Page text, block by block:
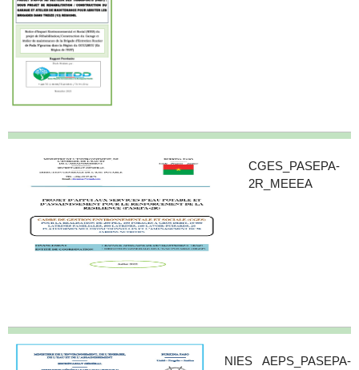
CGES_PASEPA-
2R_MEEEA
NIES AEPS_PASEPA-